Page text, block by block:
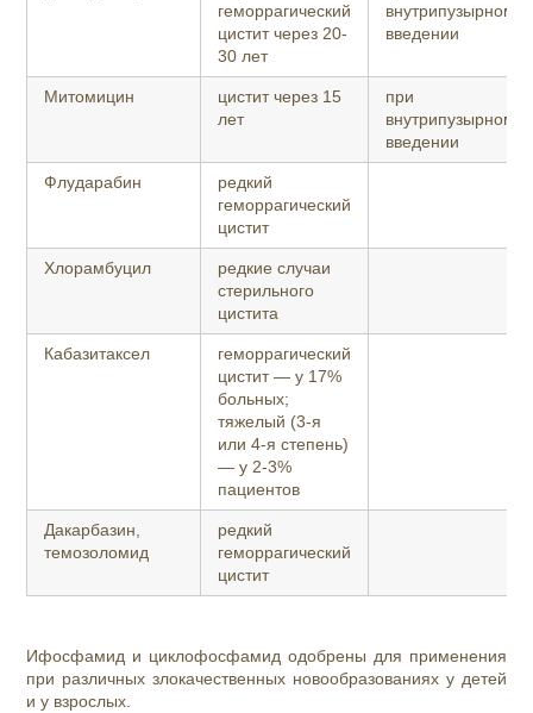
геморрагический
цистит через 20-
30 лет
внутрипузырном
введении
Митомицин
цистит через 15
лет
при
внутрипузырном
введении
Флударабин
редкий
геморрагический
цистит
Хлорамбуцил
редкие случаи
стерильного
цистита
Кабазитаксел
геморрагический
цистит — у 17%
больных;
тяжелый (3-я
или 4-я степень)
— у 2-3%
пациентов
Дакарбазин,
темозоломид
редкий
геморрагический
цистит
Ифосфамид и циклофосфамид одобрены для применения
при различных злокачественных новообразованиях у детей
и у взрослых.